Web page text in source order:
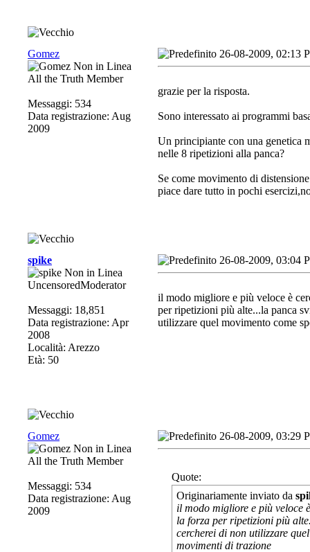
Gomez
All the Truth Member
Messaggi: 534
Data registrazione: Aug
2009
26-08-2009, 02:13
grazie per la risposta.
Sono interessato ai programmi
Un principiante con una genetica
nelle 8 ripetizioni alla panca?
Se come movimento di
piace dare tutto in pochi
spike
UncensoredModerator
Messaggi: 18,851
Data registrazione: Apr
2008
Località: Arezzo
Età: 50
26-08-2009, 03:04
il modo migliore e più veloce è
per ripetizioni più alte...la panca
utilizzare quel movimento come
Gomez
All the Truth Member
Messaggi: 534
Data registrazione: Aug
2009
26-08-2009, 03:29
Quote:
Originariamente inviato da
il modo migliore e più veloce
la forza per ripetizioni più
cercherei di non utilizzare
movimenti di trazione